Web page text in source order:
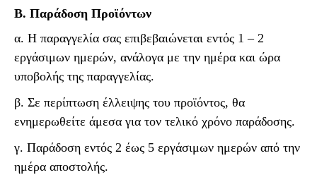
Β. Παράδοση Προϊόντων
α. Η παραγγελία σας επιβεβαιώνεται εντός 1 – 2
εργάσιμων ημερών, ανάλογα με την ημέρα και ώρα
υποβολής της παραγγελίας.
β. Σε περίπτωση έλλειψης του προϊόντος, θα
ενημερωθείτε άμεσα για τον τελικό χρόνο παράδοσης.
γ. Παράδοση εντός 2 έως 5 εργάσιμων ημερών από την
ημέρα αποστολής.